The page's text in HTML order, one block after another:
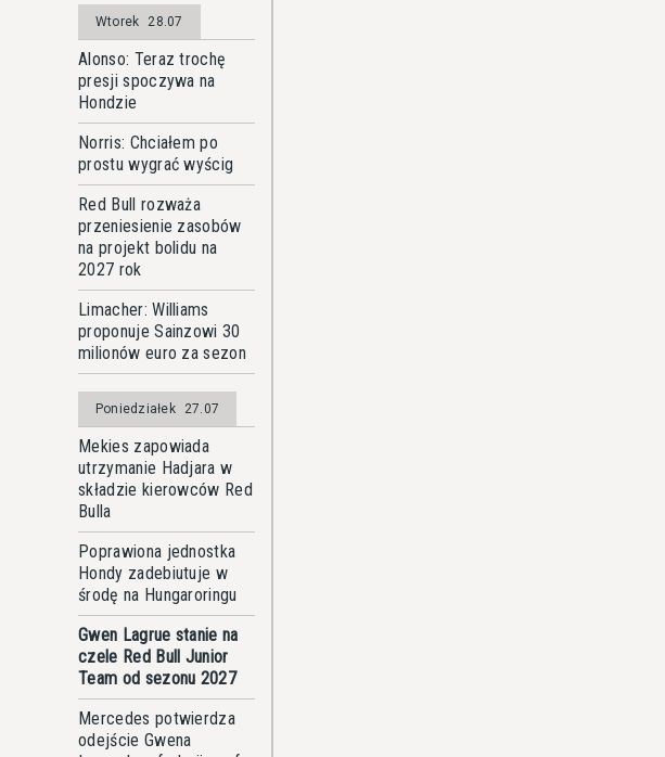
Wtorek 28.07
Alonso: Teraz trochę
presji spoczywa na
Hondzie
Norris: Chciałem po
prostu wygrać wyścig
Red Bull rozważa
przeniesienie zasobów
na projekt bolidu na
2027 rok
Limacher: Williams
proponuje Sainzowi 30
milionów euro za sezon
Poniedziałek 27.07
Mekies zapowiada
utrzymanie Hadjara w
składzie kierowców Red
Bulla
Poprawiona jednostka
Hondy zadebiutuje w
środę na Hungaroringu
Gwen Lagrue stanie na
czele Red Bull Junior
Team od sezonu 2027
Mercedes potwierdza
odejście Gwena